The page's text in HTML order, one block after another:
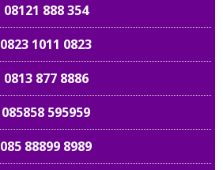
08121 888 354
0823 1011 0823
0813 877 8886
085858 595959
085 88899 8989